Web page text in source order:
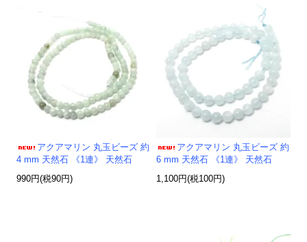
アクアマリン 丸玉ビーズ 約
4 mm 天然石 《1連》 天然石
990円(税90円)
アクアマリン 丸玉ビーズ 約
6 mm 天然石 《1連》 天然石
1,100円(税100円)